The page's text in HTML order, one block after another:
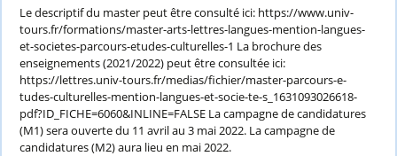
Berlin,
Le descriptif du master peut être consulté ici: https://www.univ-
tours.fr/formations/master-arts-lettres-langues-mention-langues-
et-societes-parcours-etudes-culturelles-1 La brochure des
enseignements (2021/2022) peut être consultée ici:
https://lettres.univ-tours.fr/medias/fichier/master-parcours-e-
tudes-culturelles-mention-langues-et-socie-te-s_1631093026618-
pdf?ID_FICHE=6060&INLINE=FALSE La campagne de candidatures
(M1) sera ouverte du 11 avril au 3 mai 2022. La campagne de
candidatures (M2) aura lieu en mai 2022.